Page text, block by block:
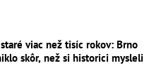
viac než tisíc rokov: Brno
skôr, než si historici mysleli